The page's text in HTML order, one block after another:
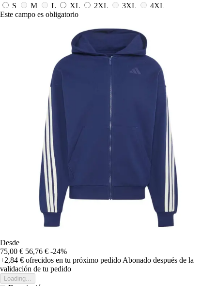
S
M L XL 2XL 3XL
4XL
Este campo es obligatorio
Desde
75,00 € 56,76 € -24%
+2,84 € ofrecidos en tu próximo pedidoAbonado después de la
validación de tu pedido
Loading...